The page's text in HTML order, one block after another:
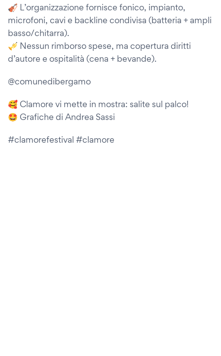
🎻 L’organizzazione fornisce fonico, impianto,
microfoni, cavi e backline condivisa (batteria + ampli
basso/chitarra).
🎺 Nessun rimborso spese, ma copertura diritti
d’autore e ospitalità (cena + bevande).
@comunedibergamo
🥰 Clamore vi mette in mostra: salite sul palco!
🤩 Grafiche di Andrea Sassi
#clamorefestival #clamore